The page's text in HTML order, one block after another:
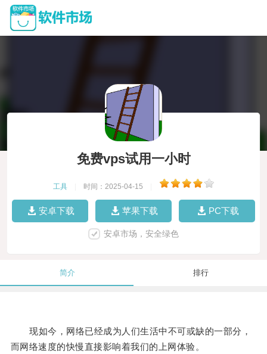
免费vps试用一小时
工具 时间：2025-04-15
安卓下载 苹果下载 PC下载
安卓市场，安全绿色
简介 排行
现如今，网络已经成为人们生活中不可或缺的一部分，
而网络速度的快慢直接影响着我们的上网体验。